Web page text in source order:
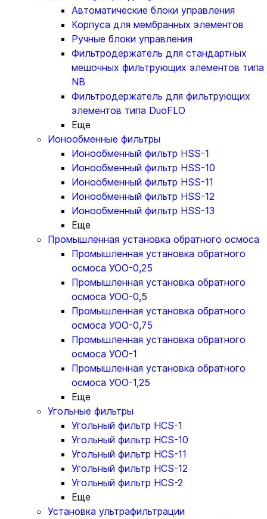
Автоматические блоки управления
Корпуса для мембранных элементов
Ручные блоки управления
Фильтродержатель для стандартных
мешочных фильтрующих элементов типа
NB
Фильтродержатель для фильтрующих
элементов типа DuoFLO
Еще
Ионообменные фильтры
Ионообменный фильтр HSS-1
Ионообменный фильтр HSS-10
Ионообменный фильтр HSS-11
Ионообменный фильтр HSS-12
Ионообменный фильтр HSS-13
Еще
Промышленная установка обратного осмоса
Промышленная установка обратного
осмоса УОО-0,25
Промышленная установка обратного
осмоса УОО-0,5
Промышленная установка обратного
осмоса УОО-0,75
Промышленная установка обратного
осмоса УОО-1
Промышленная установка обратного
осмоса УОО-1,25
Еще
Угольные фильтры
Угольный фильтр HСS-1
Угольный фильтр HСS-10
Угольный фильтр HСS-11
Угольный фильтр HСS-12
Угольный фильтр HСS-2
Еще
Установка ультрафильтрации